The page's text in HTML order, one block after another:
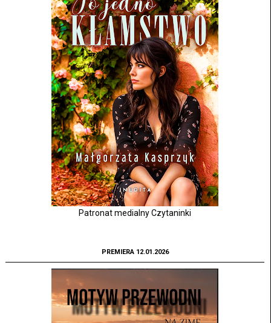
Patronat medialny Czytaninki
PREMIERA 12.01.2026